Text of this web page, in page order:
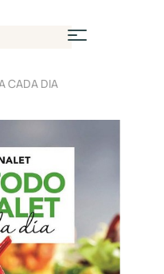
CADA DIA